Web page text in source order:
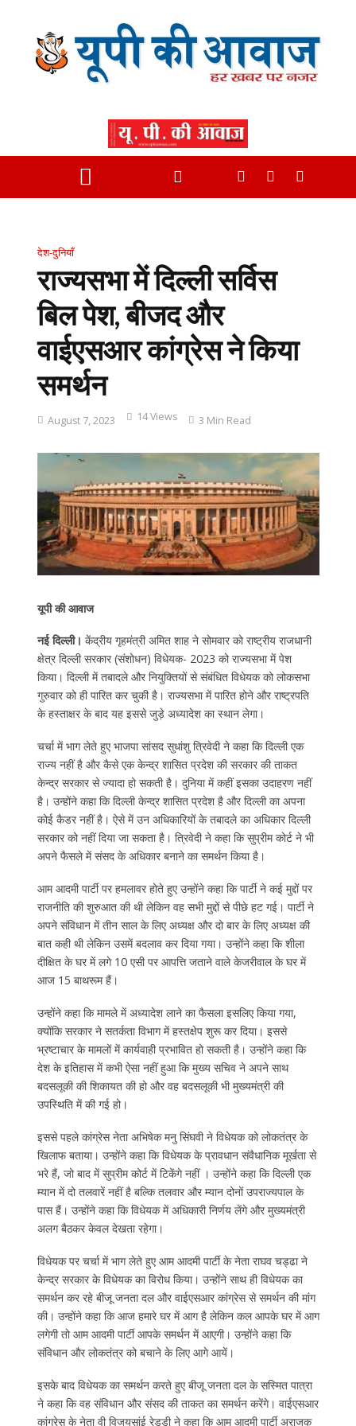
देश-दुनियाँ
राज्यसभा में दिल्ली सर्विस
बिल पेश, बीजद और
वाईएसआर कांग्रेस ने किया
समर्थन
August 7, 2023 14 Views 3 Min Read
यूपी की आवाज
नई दिल्ली। केंद्रीय गृहमंत्री अमित शाह ने सोमवार को राष्ट्रीय राजधानी
क्षेत्र दिल्ली सरकार (संशोधन) विधेयक- 2023 को राज्यसभा में पेश
किया। दिल्ली में तबादले और नियुक्तियों से संबंधित विधेयक को लोकसभा
गुरुवार को ही पारित कर चुकी है। राज्यसभा में पारित होने और राष्ट्रपति
के हस्ताक्षर के बाद यह इससे जुड़े अध्यादेश का स्थान लेगा।
चर्चा में भाग लेते हुए भाजपा सांसद सुधांशु त्रिवेदी ने कहा कि दिल्ली एक
राज्य नहीं है और कैसे एक केन्द्र शासित प्रदेश की सरकार की ताकत
केन्द्र सरकार से ज्यादा हो सकती है। दुनिया में कहीं इसका उदाहरण नहीं
है। उन्होंने कहा कि दिल्ली केन्द्र शासित प्रदेश है और दिल्ली का अपना
कोई कैडर नहीं है। ऐसे में उन अधिकारियों के तबादले का अधिकार दिल्ली
सरकार को नहीं दिया जा सकता है। त्रिवेदी ने कहा कि सुप्रीम कोर्ट ने भी
अपने फैसले में संसद के अधिकार बनाने का समर्थन किया है।
आम आदमी पार्टी पर हमलावर होते हुए उन्होंने कहा कि पार्टी ने कई मुद्दों पर
राजनीति की शुरुआत की थी लेकिन वह सभी मुद्दों से पीछे हट गई। पार्टी ने
अपने संविधान में तीन साल के लिए अध्यक्ष और दो बार के लिए अध्यक्ष की
बात कही थी लेकिन उसमें बदलाव कर दिया गया। उन्होंने कहा कि शीला
दीक्षित के घर में लगे 10 एसी पर आपत्ति जताने वाले केजरीवाल के घर में
आज 15 बाथरूम हैं।
उन्होंने कहा कि मामले में अध्यादेश लाने का फैसला इसलिए किया गया,
क्योंकि सरकार ने सतर्कता विभाग में हस्तक्षेप शुरू कर दिया। इससे
भ्रष्टाचार के मामलों में कार्यवाही प्रभावित हो सकती है। उन्होंने कहा कि
देश के इतिहास में कभी ऐसा नहीं हुआ कि मुख्य सचिव ने अपने साथ
बदसलूकी की शिकायत की हो और वह बदसलूकी भी मुख्यमंत्री की
उपस्थिति में की गई हो।
इससे पहले कांग्रेस नेता अभिषेक मनु सिंघवी ने विधेयक को लोकतंत्र के
खिलाफ बताया। उन्होंने कहा कि विधेयक के प्रावधान संवैधानिक मूर्खता से
भरे हैं, जो बाद में सुप्रीम कोर्ट में टिकेंगे नहीं । उन्होंने कहा कि दिल्ली एक
म्यान में दो तलवारें नहीं है बल्कि तलवार और म्यान दोनों उपराज्यपाल के
पास हैं। उन्होंने कहा कि विधेयक में अधिकारी निर्णय लेंगे और मुख्यमंत्री
अलग बैठकर केवल देखता रहेगा।
विधेयक पर चर्चा में भाग लेते हुए आम आदमी पार्टी के नेता राघव चड्ढा ने
केन्द्र सरकार के विधेयक का विरोध किया। उन्होंने साथ ही विधेयक का
समर्थन कर रहे बीजू जनता दल और वाईएसआर कांग्रेस से समर्थन की मांग
की। उन्होंने कहा कि आज हमारे घर में आग है लेकिन कल आपके घर में आग
लगेगी तो आम आदमी पार्टी आपके समर्थन में आएगी। उन्होंने कहा कि
संविधान और लोकतंत्र को बचाने के लिए आगे आयें।
इसके बाद विधेयक का समर्थन करते हुए बीजू जनता दल के सस्मित पात्रा
ने कहा कि वह संविधान और संसद की ताकत का समर्थन करेंगे। वाईएसआर
कांग्रेस के नेता वी विजयसांई रेड्डी ने कहा कि आम आदमी पार्टी अराजक